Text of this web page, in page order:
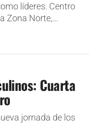
líderes. Centro
Zona Norte,...
Cuarta
jornada de los